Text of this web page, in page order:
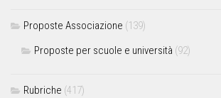
Proposte Associazione (139)
Proposte per scuole e università (92)
Rubriche (417)